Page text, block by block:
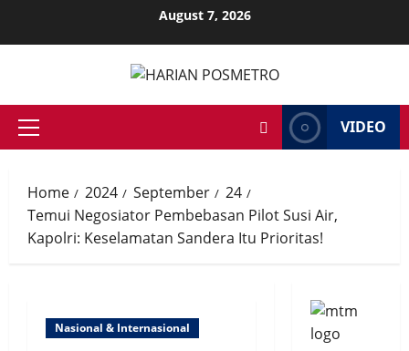
August 7, 2026
Primary
VIDEO
Home 2024 September
24
Temui Negosiator Pembebasan Pilot Susi Air,
Kapolri: Keselamatan Sandera Itu Prioritas!
Nasional & Internasional